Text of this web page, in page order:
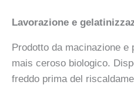
Lavorazione e
Prodotto da macinazione e
mais ceroso biologico.
freddo prima del